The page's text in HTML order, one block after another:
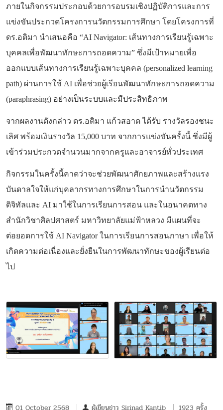
ภายในกิจกรรมประกอบด้วยการอบรมเชิงปฏิบัติการและการ
แข่งขันประกวดโครงการนวัตกรรมการศึกษา โดยโครงการที่
ดร.อติมา นำเสนอคือ “AI Navigator: เส้นทางการเรียนรู้เฉพาะ
บุคคลเพื่อพัฒนาทักษะการถอดความ” ซึ่งมีเป้าหมายเพื่อ
ออกแบบเส้นทางการเรียนรู้เฉพาะบุคคล (personalized learning
path) ผ่านการใช้ AI เพื่อช่วยผู้เรียนพัฒนาทักษะการถอดความ
(paraphrasing) อย่างเป็นระบบและมีประสิทธิภาพ
จากผลงานดังกล่าว ดร.อติมา แก้วสอาด ได้รับ รางวัลรองชนะ
เลิศ พร้อมเงินรางวัล 15,000 บาท จากการแข่งขันครั้งนี้ ซึ่งมีผู้
เข้าร่วมประกวดจำนวนมากจากครูและอาจารย์ทั่วประเทศ
กิจกรรมในครั้งนี้คาดว่าจะช่วยพัฒนาศักยภาพและสร้างแรง
บันดาลใจให้แก่บุคลากรทางการศึกษาในการนำนวัตกรรม
ดิจิทัลและ AI มาใช้ในการเรียนการสอน และในอนาคตทาง
สำนักวิชาศิลปศาสตร์ มหาวิทยาลัยแม่ฟ้าหลวง มีแผนที่จะ
ต่อยอดการใช้ AI Navigatorในการเรียนการสอนภาษา เพื่อให้
เกิดความต่อเนื่องและยั่งยืนในการพัฒนาทักษะของผู้เรียนต่อ
ไป
01 October 2568 ผู้เขียนข่าว Sirinad Kantib 1923 ครั้ง